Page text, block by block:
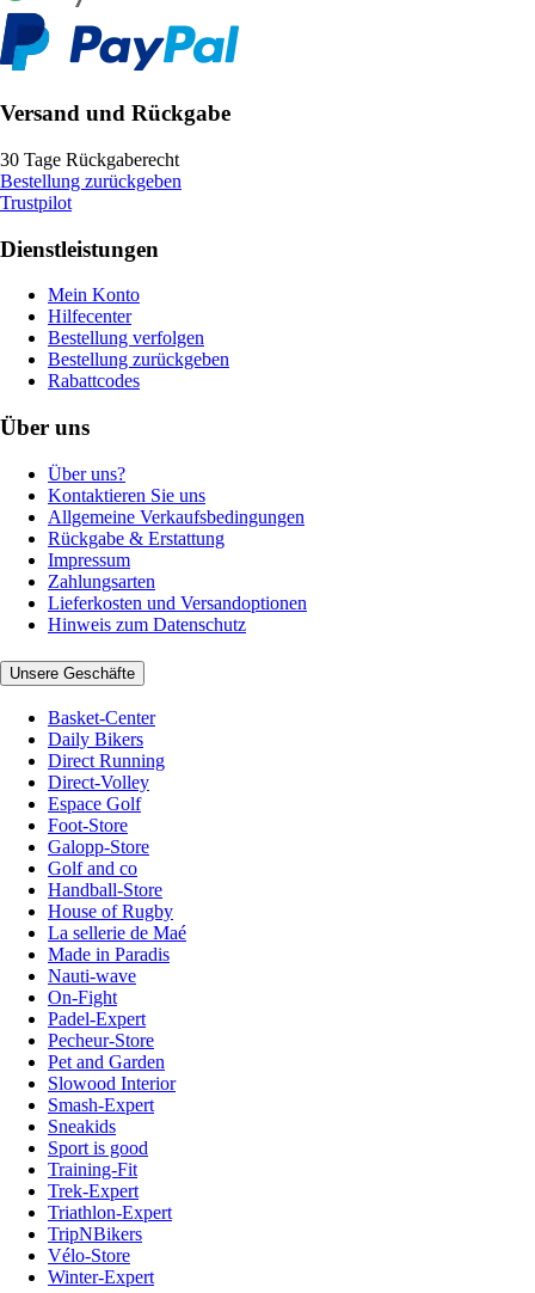
Versand und Rückgabe
30 Tage Rückgaberecht
Bestellung zurückgeben
Trustpilot
Dienstleistungen
Mein Konto
Hilfecenter
Bestellung verfolgen
Bestellung zurückgeben
Rabattcodes
Über uns
Über uns?
Kontaktieren Sie uns
Allgemeine Verkaufsbedingungen
Rückgabe & Erstattung
Impressum
Zahlungsarten
Lieferkosten und Versandoptionen
Hinweis zum Datenschutz
Unsere Geschäfte
Basket-Center
Daily Bikers
Direct Running
Direct-Volley
Espace Golf
Foot-Store
Galopp-Store
Golf and co
Handball-Store
House of Rugby
La sellerie de Maé
Made in Paradis
Nauti-wave
On-Fight
Padel-Expert
Pecheur-Store
Pet and Garden
Slowood Interior
Smash-Expert
Sneakids
Sport is good
Training-Fit
Trek-Expert
Triathlon-Expert
TripNBikers
Vélo-Store
Winter-Expert